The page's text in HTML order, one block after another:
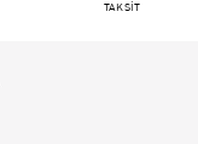
TAKSİT